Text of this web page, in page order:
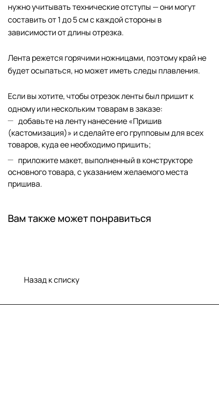
нужно учитывать технические отступы — они могут
составить от 1 до 5 см с каждой стороны в
зависимости от длины отрезка.
Лента режется горячими ножницами, поэтому край не
будет осыпаться, но может иметь следы плавления.
Если вы хотите, чтобы отрезок ленты был пришит к
одному или нескольким товарам в заказе:
добавьте на ленту нанесение «Пришив
(кастомизация)» и сделайте его групповым для всех
товаров, куда ее необходимо пришить;
приложите макет, выполненный в конструкторе
основного товара, с указанием желаемого места
пришива.
Вам также может понравиться
Назад к списку